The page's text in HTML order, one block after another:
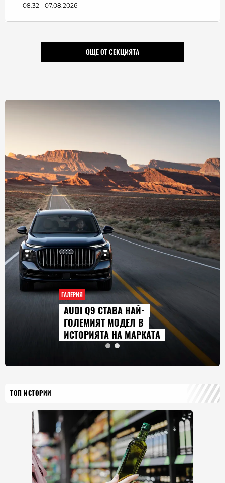
08:32 - 07.08.2026
ОЩЕ ОТ СЕКЦИЯТА
ГАЛЕРИЯ
AUDI Q9 СТАВА НАЙ-
ГОЛЕМИЯТ МОДЕЛ В
ИСТОРИЯТА НА МАРКАТА
ТОП ИСТОРИИ